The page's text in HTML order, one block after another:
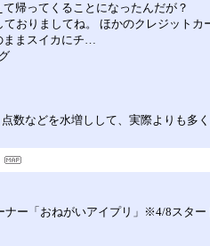
帰ってくることになったんだが？
おりましてね。 ほかのクレジット
ままスイカにチ…
数などを水増しして、実際よりも
ー「おねがいアイプリ」※4/8スター